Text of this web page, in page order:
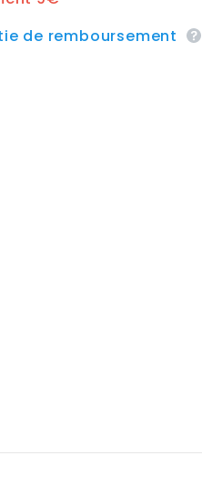
de remboursement